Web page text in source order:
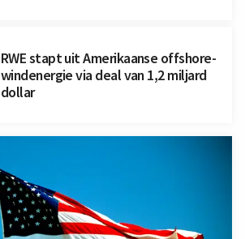
RWE stapt uit Amerikaanse offshore-
windenergie via deal van 1,2 miljard
dollar